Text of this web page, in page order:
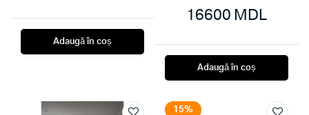
Adaugă în coș
16600 MDL
Adaugă în coș
15%